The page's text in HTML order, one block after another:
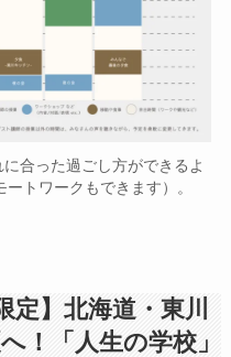
合った過ごし方ができるよ
トワークもできます）。
定】北海道・東川
！「人生の学校」